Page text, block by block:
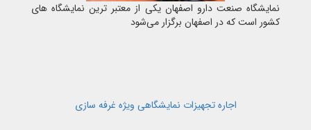
نمایشگاه صنعت دارو اصفهان یکی از معتبر ترین نمایشگاه های
کشور است که در اصفهان برگزار می‌شود
اجاره تجهیزات نمایشگاهی ویژه غرفه سازی